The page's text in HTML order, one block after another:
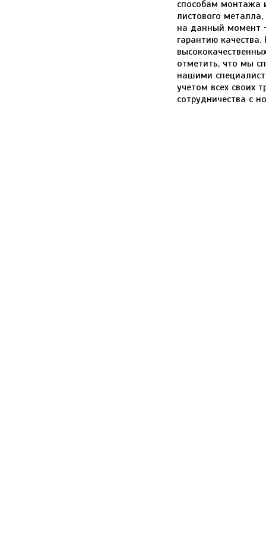
способам монтажа
листового
на данный момент
гарантию
отметить, что мы
нашими
учетом всех своих
сотрудничества с